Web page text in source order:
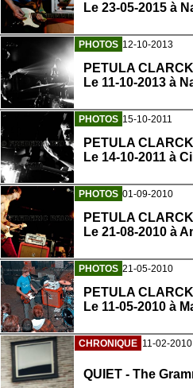
Le 23-05-2015 à
PHOTOS 12-10-2013
PETULA CLARCK
Le 11-10-2013 à
PHOTOS 15-10-2011
PETULA CLARCK
Le 14-10-2011 à
PHOTOS 01-09-2010
PETULA CLARCK
Le 21-08-2010 à
PHOTOS 21-05-2010
PETULA CLARCK
Le 11-05-2010 à
CHRONIQUE 11-02-2010
QUIET - The